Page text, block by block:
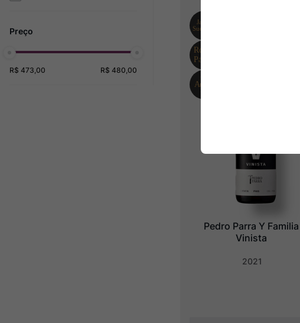
R$ 473,00 R$ 480,00
Pedro Parra Y Familia
Vinista
2021